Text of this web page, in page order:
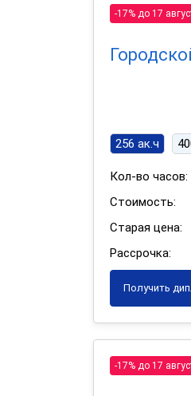
-17% до 17
256 ак.ч
Кол-во часов:
Стоимость:
Старая цена:
Рассрочка:
Получить
-17% до 17